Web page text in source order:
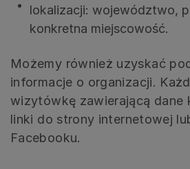
lokalizacji: województwo,
konkretna miejscowość.
Możemy również uzyskać
informacje o organizacji.
wizytówkę zawierającą dane
linki do strony internetowej
Facebooku.